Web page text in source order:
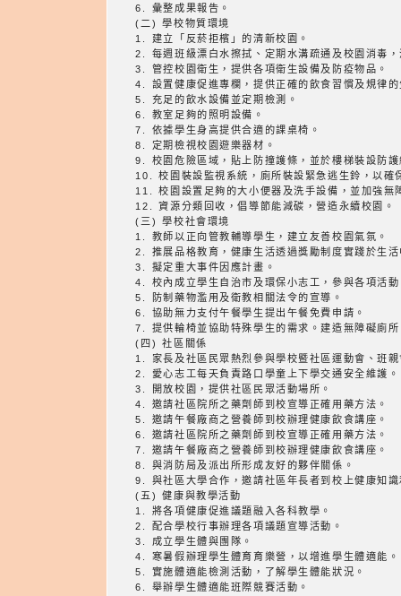
6. 彙整成果報告。
(二) 學校物質環境
1. 建立「反菸拒檳」的清新校園。
2. 每週班級漂白水擦拭、定期水溝疏通及校園消毒
3. 管控校園衛生，提供各項衛生設備及防疫物品。
4. 設置健康促進專欄，提供正確的飲食習慣及規律
5. 充足的飲水設備並定期檢測。
6. 教室足夠的照明設備。
7. 依據學生身高提供合適的課桌椅。
8. 定期檢視校園遊樂器材。
9. 校園危險區域，貼上防撞護條，並於樓梯裝設防
10. 校園裝設監視系統，廁所裝設緊急逃生鈴，以確
11. 校園設置足夠的大小便器及洗手設備，並加強無
12. 資源分類回收，倡導節能減碳，營造永續校園。
(三) 學校社會環境
1. 教師以正向管教輔導學生，建立友善校園氣氛。
2. 推展品格教育，健康生活透過獎勵制度實踐於生
3. 擬定重大事件因應計畫。
4. 校內成立學生自治市及環保小志工，參與各項活
5. 防制藥物濫用及衛教相關法令的宣導。
6. 協助無力支付午餐學生提出午餐免費申請。
7. 提供輪椅並協助特殊學生的需求。建造無障礙廁
(四) 社區關係
1. 家長及社區民眾熱烈參與學校暨社區運動會、班
2. 愛心志工每天負責路口學童上下學交通安全維護。
3. 開放校園，提供社區民眾活動場所。
4. 邀請社區院所之藥劑師到校宣導正確用藥方法。
5. 邀請午餐廠商之營養師到校辦理健康飲食講座。
6. 邀請社區院所之藥劑師到校宣導正確用藥方法。
7. 邀請午餐廠商之營養師到校辦理健康飲食講座。
8. 與消防局及派出所形成友好的夥伴關係。
9. 與社區大學合作，邀請社區年長者到校上健康知
(五) 健康與教學活動
1. 將各項健康促進議題融入各科教學。
2. 配合學校行事辦理各項議題宣導活動。
3. 成立學生體與團隊。
4. 寒暑假辦理學生體育育樂營，以增進學生體適能。
5. 實施體適能檢測活動，了解學生體能狀況。
6. 舉辦學生體適能班際競賽活動。